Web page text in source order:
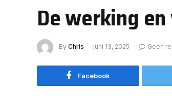
De werking
By Chris juni 13, 2025 Geen
Facebook